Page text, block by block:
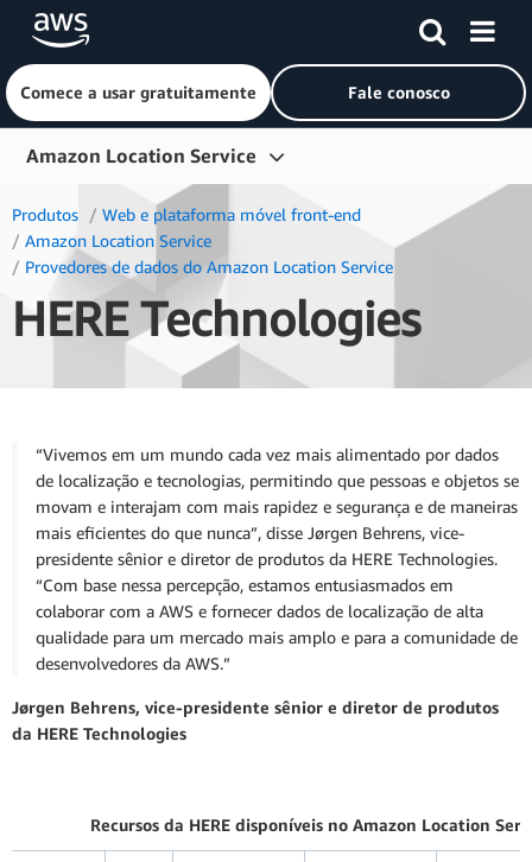
Pular para o conteúdo principal
Comece a usar gratuitamente Fale conosco
Amazon Location Service
Visão geral
Produtos
Setores
Conceitos básicos
Preços
Produtos
Web e plataforma móvel front-end
Amazon Location Service
Provedores de dados do Amazon Location Service
HERE Technologies
“Vivemos em um mundo cada vez mais alimentado por dados
de localização e tecnologias, permitindo que pessoas e objetos se
movam e interajam com mais rapidez e segurança e de maneiras
mais eficientes do que nunca”, disse Jørgen Behrens, vice-
presidente sênior e diretor de produtos da HERE Technologies.
“Com base nessa percepção, estamos entusiasmados em
colaborar com a AWS e fornecer dados de localização de alta
qualidade para um mercado mais amplo e para a comunidade de
desenvolvedores da AWS.”
Jørgen Behrens, vice-presidente sênior e diretor de produtos
da HERE Technologies
Recursos da HERE disponíveis no Amazon Location